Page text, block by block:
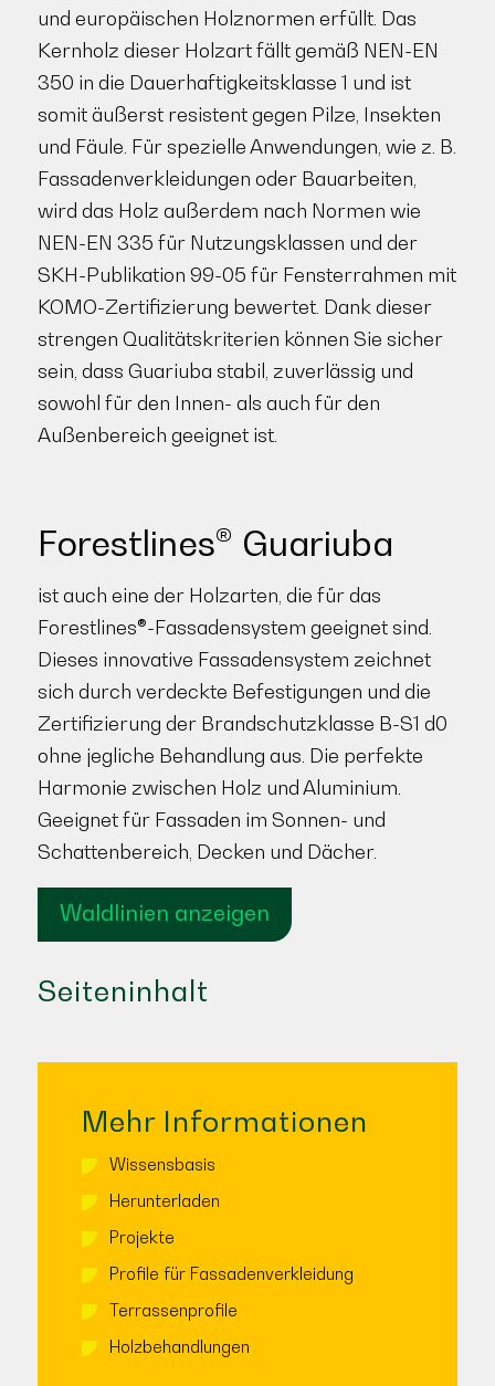
und europäischen Holznormen erfüllt. Das
Kernholz dieser Holzart fällt gemäß NEN-EN
350 in die Dauerhaftigkeitsklasse 1 und ist
somit äußerst resistent gegen Pilze, Insekten
und Fäule. Für spezielle Anwendungen, wie z. B.
Fassadenverkleidungen oder Bauarbeiten,
wird das Holz außerdem nach Normen wie
NEN-EN 335 für Nutzungsklassen und der
SKH-Publikation 99-05 für Fensterrahmen mit
KOMO-Zertifizierung bewertet. Dank dieser
strengen Qualitätskriterien können Sie sicher
sein, dass Guariuba stabil, zuverlässig und
sowohl für den Innen- als auch für den
Außenbereich geeignet ist.
Forestlines® Guariuba
ist auch eine der Holzarten, die für das
Forestlines®-Fassadensystem geeignet sind.
Dieses innovative Fassadensystem zeichnet
sich durch verdeckte Befestigungen und die
Zertifizierung der Brandschutzklasse B-S1 d0
ohne jegliche Behandlung aus. Die perfekte
Harmonie zwischen Holz und Aluminium.
Geeignet für Fassaden im Sonnen- und
Schattenbereich, Decken und Dächer.
Waldlinien anzeigen
Seiteninhalt
Mehr Informationen
Wissensbasis
Herunterladen
Projekte
Profile für Fassadenverkleidung
Terrassenprofile
Holzbehandlungen